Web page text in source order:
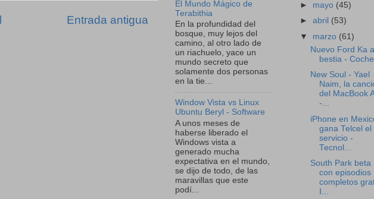
Entrada antigua
El Mundo Mágico de
Terabithia
En la profundidad del
bosque, muy lejos del
camino, al otro lado de
un riachuelo, yace un
mundo secreto que
solamente dos personas
en la tie...
Window Vista vs Linux
Ubuntu Beryl - Software
A unos meses de
haberse liberado el
Windows vista a
generado mucha
expectativa en el mundo,
se dijo de todo, de las
maravillas que este
podí...
► mayo (45)
►abril (53)
▼ marzo (61)
Nuevo Ford Ka
bestia -
New Soul - Yael
Naim, la
del MacBook
-...
iPhone en
gana Telcel el
servicio -
Tecnol...
South Park beta
con episodios
completos
I...